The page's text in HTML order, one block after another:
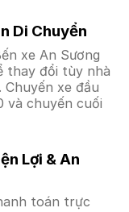
Di Chuyển
xe An Sương
thay đổi tùy nhà
xe đầu
và chuyến cuối
Lợi & An
toán trực